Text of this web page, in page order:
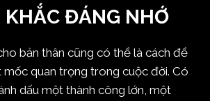
KHẮC ĐÁNG NHỚ
bản thân cũng có thể là cách để
quan trọng trong cuộc đời. Có
dấu một thành công lớn, một